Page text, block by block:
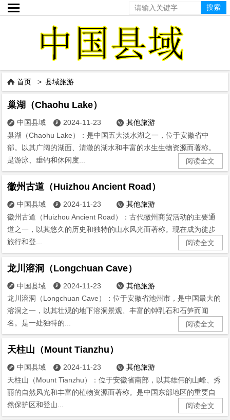

 首页 >县域旅游
巢湖（Chaohu Lake）
 中国县域  2024-11-23  其他旅游
巢湖（Chaohu Lake）：是中国五大淡水湖之一，位于安徽省中
部。以其广阔的湖面、清澈的湖水和丰富的水生生物资源而著称。
是游泳、垂钓和休闲度...
阅读全文
徽州古道（Huizhou Ancient Road）
 中国县域  2024-11-23  其他旅游
徽州古道（Huizhou Ancient Road）：古代徽州商贸活动的主要通
道之一，以其悠久的历史和独特的山水风光而著称。现在成为徒步
旅行和登...
阅读全文
龙川溶洞（Longchuan Cave）
 中国县域  2024-11-23  其他旅游
龙川溶洞（Longchuan Cave）：位于安徽省池州市，是中国最大的
溶洞之一，以其壮观的地下溶洞景观、丰富的钟乳石和石笋而闻
名。是一处独特的...
阅读全文
天柱山（Mount Tianzhu）
 中国县域  2024-11-23  其他旅游
天柱山（Mount Tianzhu）：位于安徽省南部，以其雄伟的山峰、秀
丽的自然风光和丰富的植物资源而著称。是中国东部地区的重要自
然保护区和登山...
阅读全文